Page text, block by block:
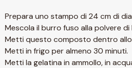
Prepara uno stampo di 24 cm di
Mescola il burro fuso alla polvere
Metti questo composto dentro
Metti in frigo per almeno 30 minuti.
Metti la gelatina in ammollo, in